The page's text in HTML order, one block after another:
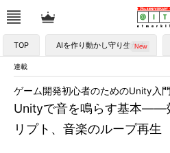
TOP AIを作り動かし守り生かす
連載
Unityで音を鳴らす基本――
リプト、音楽のループ再生
ゲーム開発初心者のためのUnity入門